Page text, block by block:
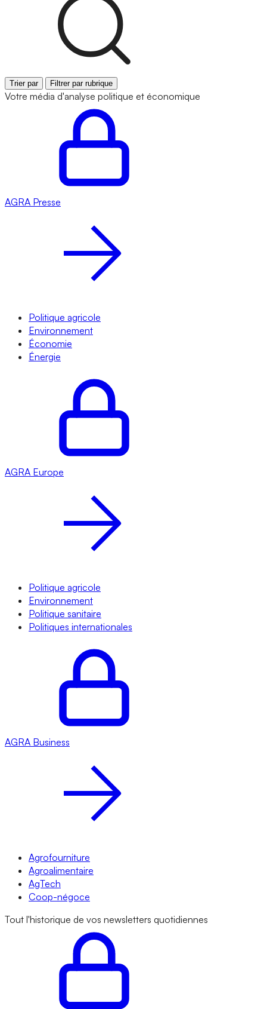
Trier par Filtrer par rubrique
Votre média d'analyse politique et économique
AGRA Presse
Politique agricole
Environnement
Économie
Énergie
AGRA Europe
Politique agricole
Environnement
Politique sanitaire
Politiques internationales
AGRA Business
Agrofourniture
Agroalimentaire
AgTech
Coop-négoce
Tout l'historique de vos newsletters quotidiennes